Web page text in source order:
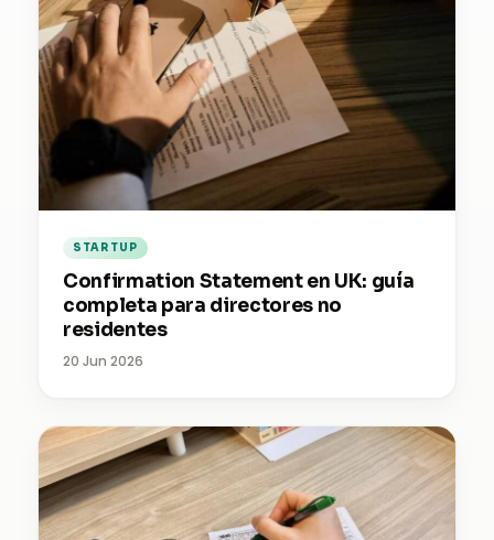
STARTUP
Confirmation Statement en UK: guía
completa para directores no
residentes
20 Jun 2026